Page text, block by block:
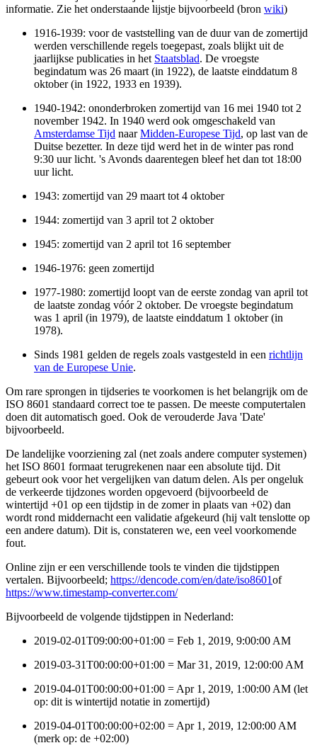
informatie. Zie het onderstaande lijstje bijvoorbeeld (bron wiki)
1916-1939: voor de vaststelling van de duur van de zomertijd
werden verschillende regels toegepast, zoals blijkt uit de
jaarlijkse publicaties in het Staatsblad. De vroegste
begindatum was 26 maart (in 1922), de laatste einddatum 8
oktober (in 1922, 1933 en 1939).
1940-1942: ononderbroken zomertijd van 16 mei 1940 tot 2
november 1942. In 1940 werd ook omgeschakeld van
Amsterdamse Tijd naarMidden-Europese Tijd, op last van de
Duitse bezetter. In deze tijd werd het in de winter pas rond
9:30 uur licht. 's Avonds daarentegen bleef het dan tot 18:00
uur licht.
1943: zomertijd van 29 maart tot 4 oktober
1944: zomertijd van 3 april tot 2 oktober
1945: zomertijd van 2 april tot 16 september
1946-1976: geen zomertijd
1977-1980: zomertijd loopt van de eerste zondag van april tot
de laatste zondag vóór 2 oktober. De vroegste begindatum
was 1 april (in 1979), de laatste einddatum 1 oktober (in
1978).
Sinds 1981 gelden de regels zoals vastgesteld in een richtlijn
van de Europese Unie.
Om rare sprongen in tijdseries te voorkomen is het belangrijk om de
ISO 8601 standaard correct toe te passen. De meeste computertalen
doen dit automatisch goed. Ook de verouderde Java 'Date'
bijvoorbeeld.
De landelijke voorziening zal (net zoals andere computer systemen)
het ISO 8601 formaat terugrekenen naar een absolute tijd. Dit
gebeurt ook voor het vergelijken van datum delen. Als per ongeluk
de verkeerde tijdzones worden opgevoerd (bijvoorbeeld de
wintertijd +01 op een tijdstip in de zomer in plaats van +02) dan
wordt rond middernacht een validatie afgekeurd (hij valt tenslotte op
een andere datum). Dit is, constateren we, een veel voorkomende
fout.
Online zijn er een verschillende tools te vinden die tijdstippen
vertalen. Bijvoorbeeld; https://dencode.com/en/date/iso8601of
https://www.timestamp-converter.com/
Bijvoorbeeld de volgende tijdstippen in Nederland:
2019-02-01T09:00:00+01:00 = Feb 1, 2019, 9:00:00 AM
2019-03-31T00:00:00+01:00 = Mar 31, 2019, 12:00:00 AM
2019-04-01T00:00:00+01:00 = Apr 1, 2019, 1:00:00 AM (let
op: dit is wintertijd notatie in zomertijd)
2019-04-01T00:00:00+02:00 = Apr 1, 2019, 12:00:00 AM
(merk op: de +02:00)